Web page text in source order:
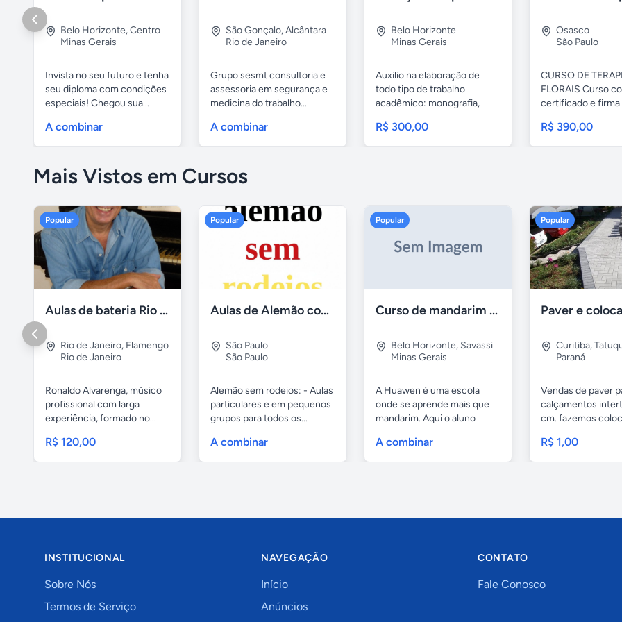
Belo Horizonte,Centro
Minas Gerais
Invista no seu futuro e tenha
seu diploma com condições
especiais! Chegou sua...
A combinar
São Gonçalo,Alcântara
Rio de Janeiro
Grupo sesmt consultoria e
assessoria em segurança e
medicina do trabalho...
A combinar
Belo Horizonte
Minas Gerais
Auxilio na elaboração de
todo tipo de trabalho
acadêmico: monografia,
R$ 300,00
Osasco
São Paulo
CURSO DE
FLORAIS Curso
certificado e firma
R$ 390,00
Mais Vistos em Cursos
Popular
Aulas de bateria Rio de Janeiro
Rio de Janeiro, Flamengo
Rio de Janeiro
Ronaldo Alvarenga, músico
profissional com larga
experiência, formado no...
R$ 120,00
Popular
Aulas de Alemão com Professor Nativo
São Paulo
São Paulo
Alemão sem rodeios: - Aulas
particulares e em pequenos
grupos para todos os...
A combinar
Popular
Curso de mandarim em belo horizonte
Belo Horizonte, Savassi
Minas Gerais
A Huawen é uma escola
onde se aprende mais que
mandarim. Aqui o aluno
A combinar
Popular
Curitiba,
Paraná
Vendas de paver
calçamentos
cm. fazemos
R$ 1,00
INSTITUCIONAL
Sobre Nós
Termos de Serviço
NAVEGAÇÃO
Início
Anúncios
CONTATO
Fale Conosco